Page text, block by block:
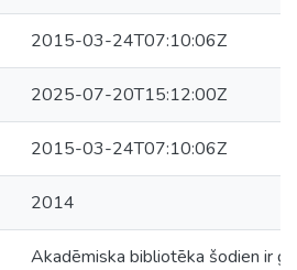
2015-03-24T07:10:06Z
2025-07-20T15:12:00Z
2015-03-24T07:10:06Z
2014
Akadēmiska bibliotēka šodien ir